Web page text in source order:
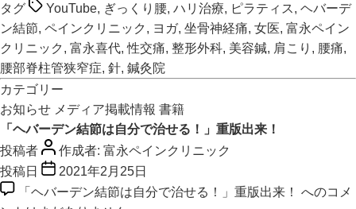
タグ YouTube, ぎっくり腰, ハリ治療, ピラティス, ヘバーデ
ン結節, ペインクリニック , ヨガ, 坐骨神経痛, 女医, 富永ペイン
クリニック , 富永喜代,性交痛, 整形外科, 美容鍼, 肩こり , 腰痛,
腰部脊柱管狭窄症, 針, 鍼灸院
カテゴリー
お知らせ メディア掲載情報 書籍
「ヘバーデン結節は自分で治せる！」重版出来！
投稿者
作成者: 富永ペインクリニック
投稿日
2021年2月25日
「ヘバーデン結節は自分で治せる！」重版出来！ へのコメ